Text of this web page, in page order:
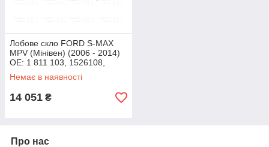
Лобове скло FORD S-MAX
MPV (Мінівен) (2006 - 2014)
OE: 1 811 103, 1526108,
1579220, 1690855, 1753141,
1811103, 6M21R03100GS
Немає в наявності
14 051 ₴
Про нас